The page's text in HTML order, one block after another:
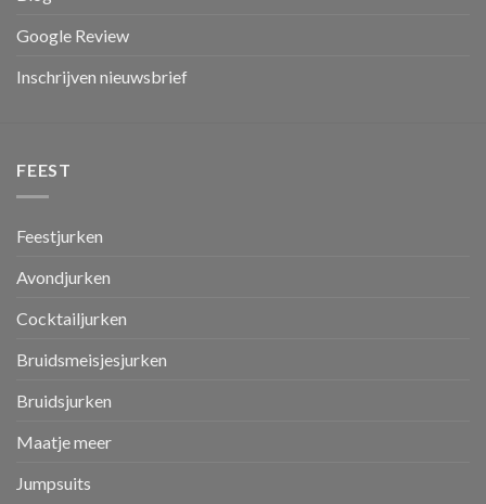
Google Review
Inschrijven nieuwsbrief
FEEST
Feestjurken
Avondjurken
Cocktailjurken
Bruidsmeisjesjurken
Bruidsjurken
Maatje meer
Jumpsuits